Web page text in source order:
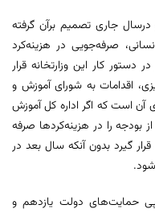
جاری تصمیم برآن گرفته
صرفه‌جویی در هزینه‌کرد
دستور کار این وزارتخانه قرار
اقدامات به شورای آموزش و
است که اگر اداره کل آموزش
توانست حدود ۱۰ درصد از بودجه را در هزینه‌کردها صرفه
گیرد بدون آنکه سال بعد در
حمایت‌های دولت یازدهم و